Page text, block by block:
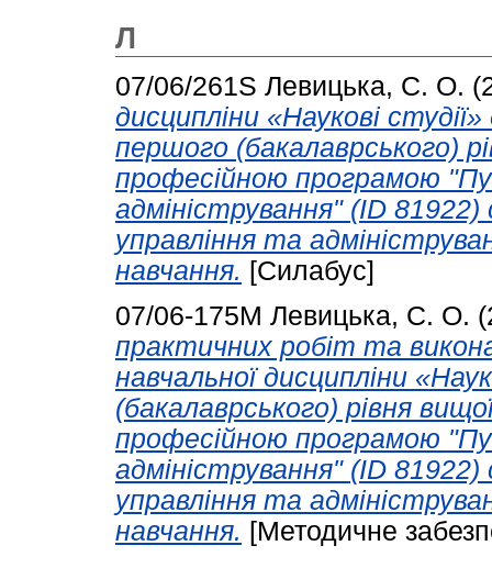
Л
07/06/261S Левицька, С. О.
дисципліни «Наукові
першого (бакалаврського)
професійною програмою
адміністрування" (ID 81922)
управління та
навчання. [Силабус]
07/06-175М Левицька, С. О.
практичних робіт та
навчальної дисципліни
(бакалаврського) рівня
професійною програмою
адміністрування" (ID 81922)
управління та
навчання. [Методичне